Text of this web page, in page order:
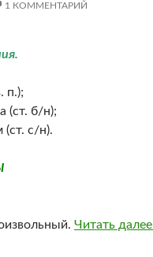
1 КОММЕНТАРИЙ
п.);
(ст. б/н);
(ст. с/н).
Читать далее